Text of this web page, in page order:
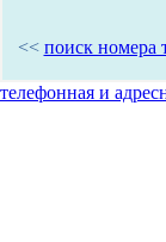
<< поиск номера
телефонная и